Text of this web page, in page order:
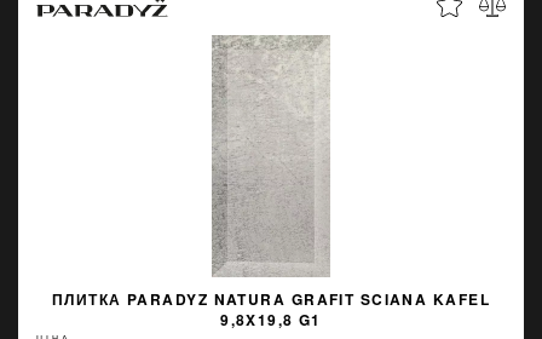
ПЛИТКА PARADYZ NATURA GRAFIT SCIANA KAFEL
9,8X19,8 G1